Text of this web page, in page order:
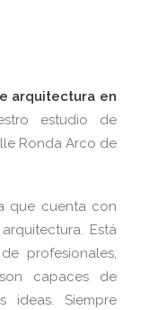
arquitectura en
estudio de
Ronda Arco de
que cuenta con
Está
profesionales,
capaces de
ideas. Siempre